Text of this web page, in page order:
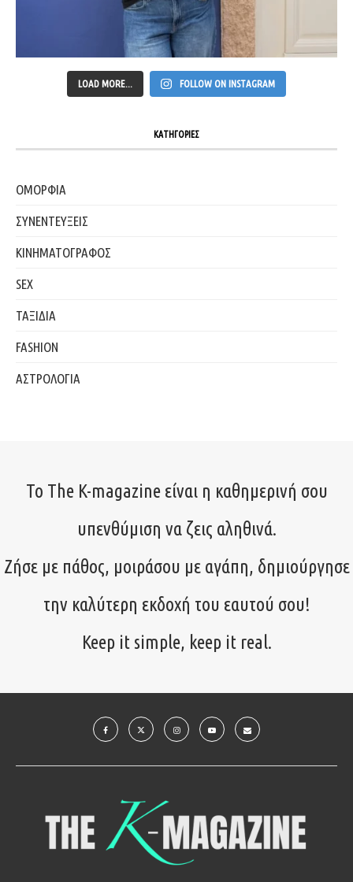
LOAD MORE... FOLLOW ON INSTAGRAM
ΚΑΤΗΓΟΡΙΕΣ
ΟΜΟΡΦΙΑ
ΣΥΝΕΝΤΕΥΞΕΙΣ
ΚΙΝΗΜΑΤΟΓΡΑΦΟΣ
SEX
ΤΑΞΙΔΙΑ
FASHION
ΑΣΤΡΟΛΟΓΙΑ
Το The K-magazine είναι η καθημερινή σου
υπενθύμιση να ζεις αληθινά.
Ζήσε με πάθος, μοιράσου με αγάπη, δημιούργησε
την καλύτερη εκδοχή του εαυτού σου!
Keep it simple, keep it real.